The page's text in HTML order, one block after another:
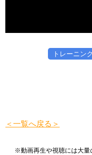
トレーニン
＜一覧へ戻る＞
※動画再生や視聴には大量